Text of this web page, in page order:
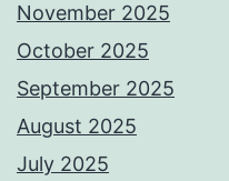
November 2025
October 2025
September 2025
August 2025
July 2025